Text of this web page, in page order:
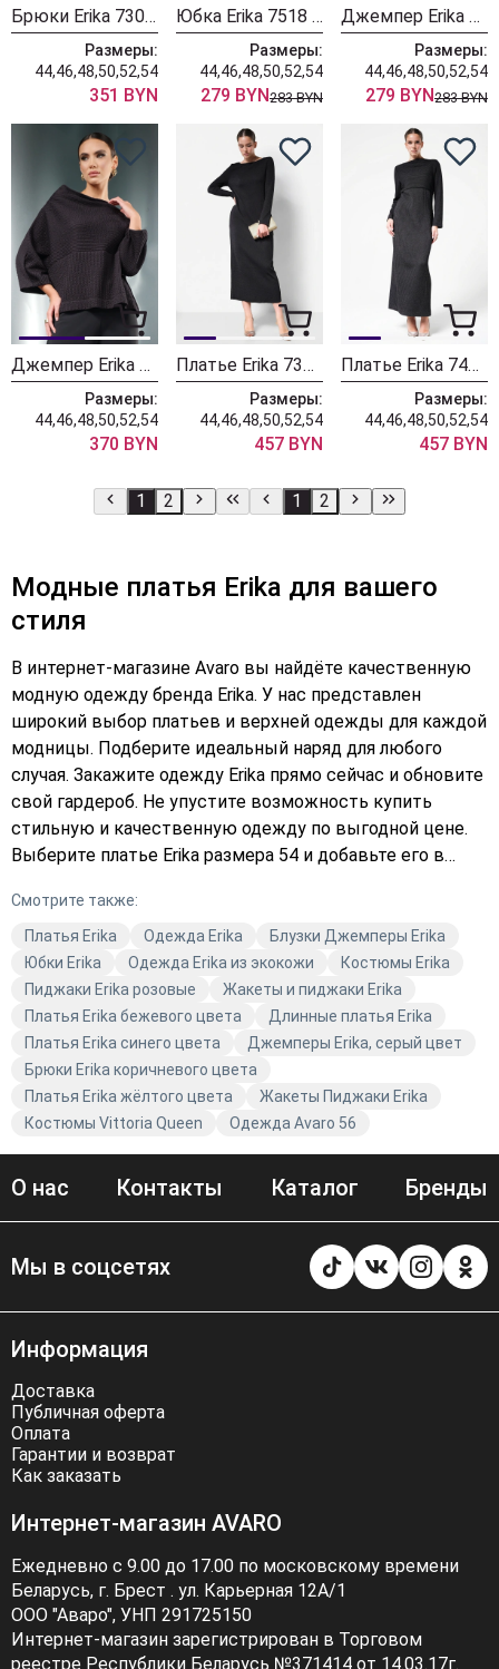
Брюки Erika 7307-2 черный
Размеры:
44,46,48,50,52,54
351 BYN
Юбка Erika 7518 черный
Размеры:
44,46,48,50,52,54
279 BYN283 BYN
Джемпер Erika 7511 черный
Размеры:
44,46,48,50,52,54
279 BYN283 BYN
Джемпер Erika 7368 черный
Размеры:
44,46,48,50,52,54
370 BYN
Платье Erika 7393 черный
Размеры:
44,46,48,50,52,54
457 BYN
Платье Erika 7419 черный
Размеры:
44,46,48,50,52,54
457 BYN
1 2 1 2
Модные платья Erika для вашего
стиля
В интернет-магазине Avaro вы найдёте качественную
модную одежду бренда Erika. У нас представлен
широкий выбор платьев и верхней одежды для каждой
модницы. Подберите идеальный наряд для любого
случая. Закажите одежду Erika прямо сейчас и обновите
свой гардероб. Не упустите возможность купить
стильную и качественную одежду по выгодной цене.
Выберите платье Erika размера 54 и добавьте его в
Смотрите также:
Платья Erika
Одежда Erika
Блузки Джемперы Erika
Юбки Erika
Одежда Erika из экокожи
Костюмы Erika
Пиджаки Erika розовые
Жакеты и пиджаки Erika
Платья Erika бежевого цвета
Длинные платья Erika
Платья Erika синего цвета
Джемперы Erika, серый цвет
Брюки Erika коричневого цвета
Платья Erika жёлтого цвета
Жакеты Пиджаки Erika
Костюмы Vittoria Queen
Одежда Avaro 56
О нас Контакты Каталог Бренды
Мы в соцсетях
Информация
Доставка
Публичная оферта
Оплата
Гарантии и возврат
Как заказать
Интернет-магазин AVARO
Ежедневно с 9.00 до 17.00 по московскому времени
Беларусь, г. Брест . ул. Карьерная 12А/1
ООО "Аваро", УНП 291725150
Интернет-магазин зарегистрирован в Торговом
реестре Республики Беларусь №371414 от 14.03.17г.